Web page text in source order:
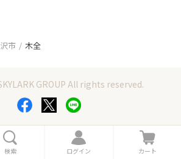
市 木全
GROUP All rights reserved.
索
検索
ロ
グ
ログイン
カ
ー
カート